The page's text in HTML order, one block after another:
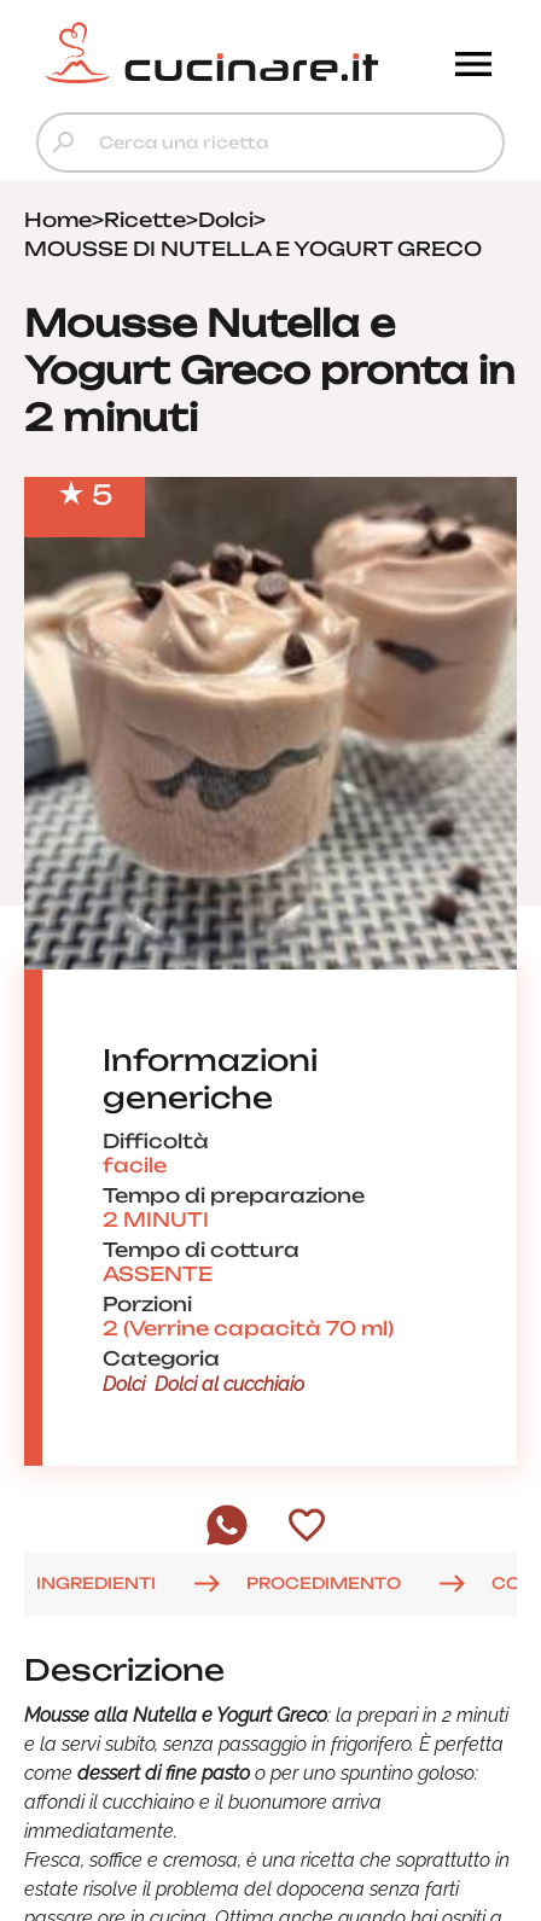
Home>Ricette>Dolci>
MOUSSE DI NUTELLA E YOGURT GRECO
Mousse Nutella e
Yogurt Greco pronta in
2 minuti
5
Informazioni
generiche
Difficoltà
facile
Tempo di preparazione
2 MINUTI
Tempo di cottura
ASSENTE
Porzioni
2 (Verrine capacità 70 ml)
Categoria
Dolci Dolci al cucchiaio
INGREDIENTI PROCEDIMENTO
Descrizione
Mousse alla Nutella e Yogurt Greco: la prepari in 2 minuti
e la servi subito, senza passaggio in frigorifero. È perfetta
come dessert di fine pastoo per uno spuntino goloso:
affondi il cucchiaino e il buonumore arriva
immediatamente.
Fresca, soffice e cremosa, è una ricetta che soprattutto in
estate risolve il problema del dopocena senza farti